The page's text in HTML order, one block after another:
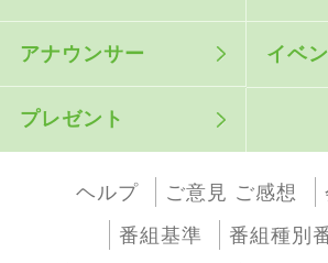
アナウンサー イベ
プレゼント
ヘルプ ご意見 ご感想
番組基準
番組種別